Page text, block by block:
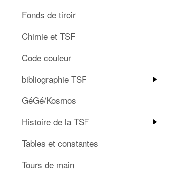
Fonds de tiroir
Chimie et TSF
Code couleur
bibliographie TSF
GéGé/Kosmos
Histoire de la TSF
Tables et constantes
Tours de main